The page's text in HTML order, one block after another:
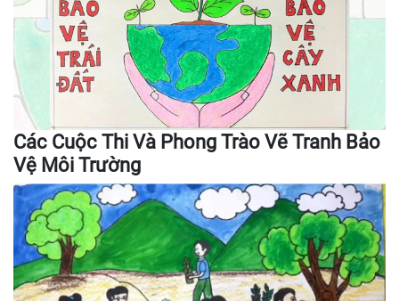
Các Cuộc Thi Và Phong Trào Vẽ Tranh Bảo
Vệ Môi Trường